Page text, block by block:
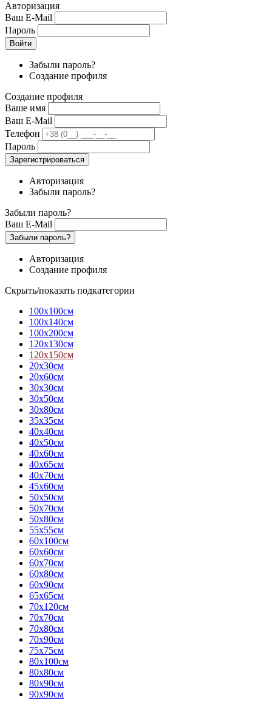
Авторизация
Ваш E-Mail
Пароль
Войти
Забыли пароль?
Создание профиля
Создание профиля
Ваше имя
Ваш E-Mail
Телефон
Пароль
Зарегистрироваться
Авторизация
Забыли пароль?
Забыли пароль?
Ваш E-Mail
Забыли пароль?
Авторизация
Создание профиля
Скрыть/показать подкатегории
100х100см
100х140см
100х200см
120х130см
120х150см
20х30см
20х60см
30х30см
30х50см
30х80см
35х35см
40х40см
40х50см
40х60см
40х65см
40х70см
45х60см
50х50см
50х70см
50х80см
55х55см
60х100см
60х60см
60х70см
60х80см
60х90см
65х65см
70х120см
70х70см
70х80см
70х90см
75х75см
80х100см
80х80см
80х90см
90х90см